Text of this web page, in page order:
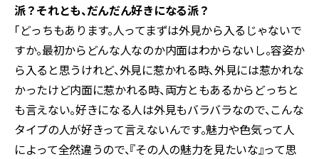
派？それとも、だんだん好きになる派？
「どっちもあります。人ってまずは外見から入るじゃないで
すか。最初からどんな人なのか内面はわからないし。容姿か
ら入ると思うけれど、外見に惹かれる時、外見には惹かれな
かったけど内面に惹かれる時、両方ともあるからどっちと
も言えない。好きになる人は外見もバラバラなので、こんな
タイプの人が好きって言えないんです。魅力や色気って人
によって全然違うので、『その人の魅力を見たいな』って思